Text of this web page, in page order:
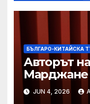
БЪЛГАРО-КИТАЙСКА
Авторът
Марджане
“от тъга”
JUN 4, 2026